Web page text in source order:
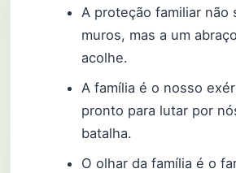
A proteção familiar não
muros, mas a um
acolhe.
A família é o nosso
pronto para lutar por
batalha.
O olhar da família é o